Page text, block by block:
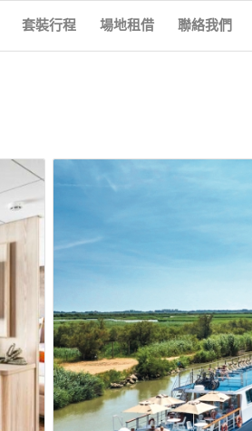
套裝行程 場地租借 聯絡我們